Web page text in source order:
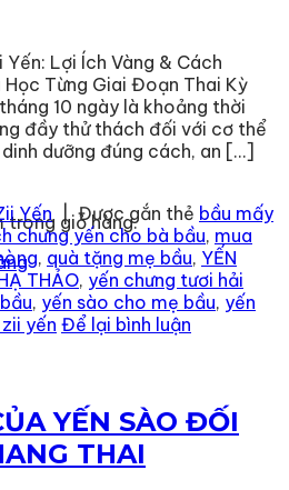
trong giỏ hàng.
Yến: Lợi Ích Vàng & Cách
Học Từng Giai Đoạn Thai Kỳ
10 ngày là khoảng thời
đầy thử thách đối với cơ thể
dưỡng đúng cách, an […]
Yến | Được gắn thẻ bầu mấy
chưng yến cho bà bầu, mua
, quà tặng mẹ bầu, YẾN
THẢO, yến chưng tươi hải
, yến sào cho mẹ bầu, yến
yến Để lại bình luận
YẾN SÀO ĐỐI
THAI